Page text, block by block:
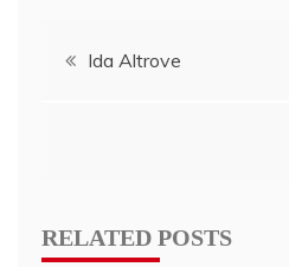
PostIda Altrove
RELATED POSTS